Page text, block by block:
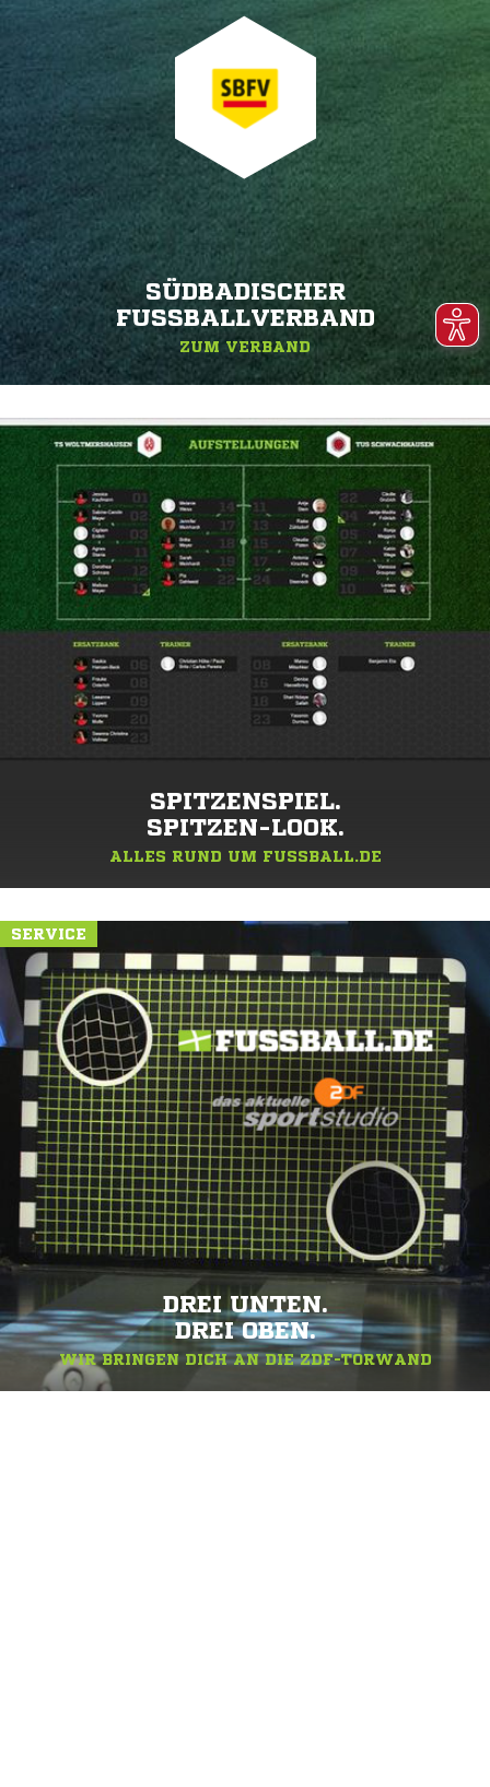
SÜDBADISCHER
FUSSBALLVERBAND
ZUM VERBAND
SPITZENSPIEL.
SPITZEN-LOOK.
ALLES RUND UM FUSSBALL.DE
SERVICE
DREI UNTEN.
DREI OBEN.
WIR BRINGEN DICH AN DIE ZDF-TORWAND